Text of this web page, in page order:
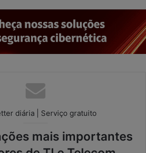
diária | Serviço gratuito
mais importantes